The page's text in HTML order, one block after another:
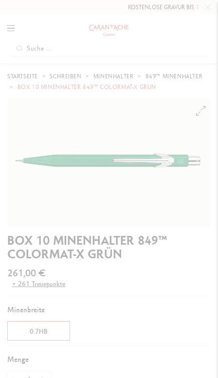
KOSTENLOSE GRAVUR BIS10. MAI
STARTSEITE SCHREIBEN MINENHALTER
849™ MINENHALTER
BOX 10 MINENHALTER 849™ COLORMAT-X GRÜN
BOX 10 MINENHALTER 849™
COLORMAT-X GRÜN
261,00 €
+ 261 Treuepunkte
Minenbreite
0.7HB
Menge